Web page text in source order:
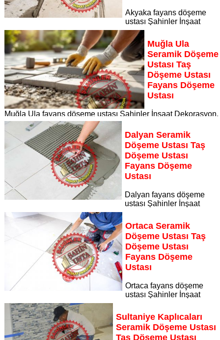
Akyaka fayans döşeme
ustası Şahinler İnşaat
Dekorasyon, zeminlerinizi sanat eseri gibi işleyen uzman
kadrosuyla Akyaka bölgesine özel hizmet sunuyor Akyaka
seramik döşeme ustası taş döşeme ustası fayans döşeme
ustası
Sayfaya Git
Muğla Ula
Seramik Döşeme
Ustası Taş
Döşeme Ustası
Fayans Döşeme
Ustası
Muğla Ula fayans döşeme ustası Şahinler İnşaat Dekorasyon,
zeminlerinizi sanat eseri gibi işleyen uzman kadrosuyla Muğla
Ula bölgesine özel hizmet sunuyor
Sayfaya Git
Dalyan Seramik
Döşeme Ustası Taş
Döşeme Ustası
Fayans Döşeme
Ustası
Dalyan fayans döşeme
ustası Şahinler İnşaat
Dekorasyon, zeminlerinizi sanat eseri gibi işleyen uzman
kadrosuyla Dalyan bölgesine özel hizmet sunuyor Dalyan
seramik döşeme ustası taş döşeme ustası fayans döşeme
Sayfaya Git
Ortaca Seramik
Döşeme Ustası Taş
Döşeme Ustası
Fayans Döşeme
Ustası
Ortaca fayans döşeme
ustası Şahinler İnşaat
Dekorasyon, zeminlerinizi sanat eseri gibi işleyen uzman
kadrosuyla Ortaca bölgesine özel hizmet sunuyor Ortaca
seramik döşeme ustası taş döşeme ustası fayans döşeme
ustası
Sultaniye Kaplıcaları
Seramik Döşeme Ustası
Taş Döşeme Ustası